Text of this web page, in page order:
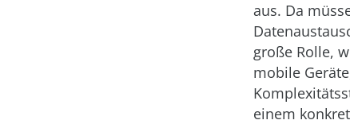
aus. Da
große Rolle,
mobile
einem